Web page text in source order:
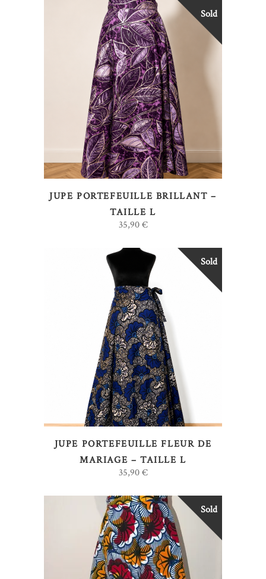
Sold
LIRE LA SUITE
JUPE PORTEFEUILLE BRILLANT –
TAILLE L
35,90€
Sold
LIRE LA SUITE
JUPE PORTEFEUILLE FLEUR DE
MARIAGE – TAILLE L
35,90€
Sold